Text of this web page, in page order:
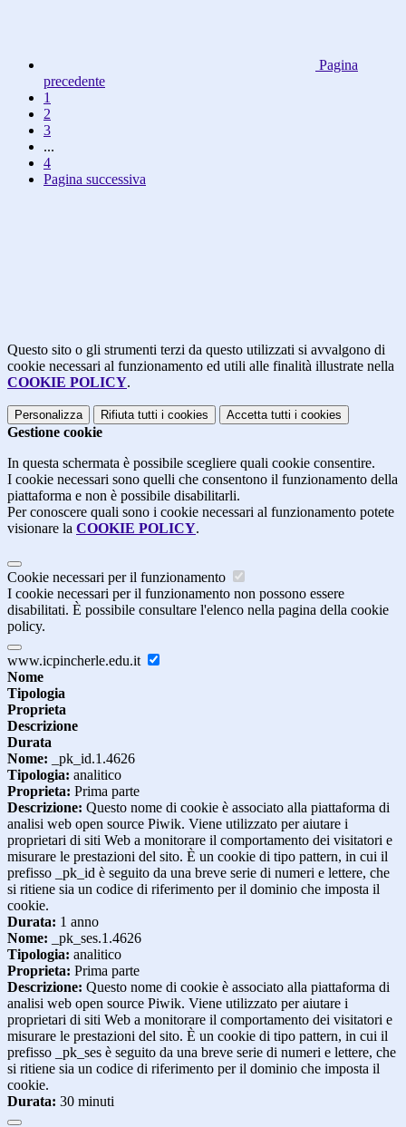
Pagina
precedente
1
2
3
...
4
Pagina successiva
Questo sito o gli strumenti terzi da questo utilizzati si avvalgono di
cookie necessari al funzionamento ed utili alle finalità illustrate nella
COOKIE POLICY.
Personalizza Rifiuta tutti i cookies Accetta tutti i cookies
Gestione cookie
In questa schermata è possibile scegliere quali cookie consentire.
I cookie necessari sono quelli che consentono il funzionamento della
piattaforma e non è possibile disabilitarli.
Per conoscere quali sono i cookie necessari al funzionamento potete
visionare la COOKIE POLICY.
Cookie necessari per il funzionamento
I cookie necessari per il funzionamento non possono essere
disabilitati. È possibile consultare l'elenco nella pagina della cookie
policy.
www.icpincherle.edu.it
Nome
Tipologia
Proprieta
Descrizione
Durata
Nome: _pk_id.1.4626
Tipologia: analitico
Proprieta: Prima parte
Descrizione: Questo nome di cookie è associato alla piattaforma di
analisi web open source Piwik. Viene utilizzato per aiutare i
proprietari di siti Web a monitorare il comportamento dei visitatori e
misurare le prestazioni del sito. È un cookie di tipo pattern, in cui il
prefisso _pk_id è seguito da una breve serie di numeri e lettere, che
si ritiene sia un codice di riferimento per il dominio che imposta il
cookie.
Durata: 1 anno
Nome: _pk_ses.1.4626
Tipologia: analitico
Proprieta: Prima parte
Descrizione: Questo nome di cookie è associato alla piattaforma di
analisi web open source Piwik. Viene utilizzato per aiutare i
proprietari di siti Web a monitorare il comportamento dei visitatori e
misurare le prestazioni del sito. È un cookie di tipo pattern, in cui il
prefisso _pk_ses è seguito da una breve serie di numeri e lettere, che
si ritiene sia un codice di riferimento per il dominio che imposta il
cookie.
Durata: 30 minuti